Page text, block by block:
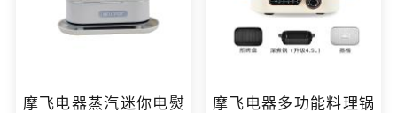
摩飞电器蒸汽迷你电熨
摩飞电器多功能料理锅